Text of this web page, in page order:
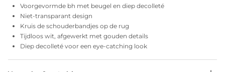
Voorgevormde bh met beugel en diep decolleté
Niet-transparant design
Kruis de schouderbandjes op de rug
Tijdloos wit, afgewerkt met gouden details
Diep decolleté voor een eye-catching look